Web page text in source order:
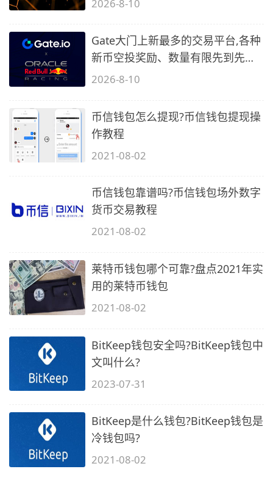
2026-8-10
Gate大门上新最多的交易平台,各种
新币空投奖励、数量有限先到先
得…
2026-8-10
币信钱包怎么提现?币信钱包提现操
作教程
2021-08-02
币信钱包靠谱吗?币信钱包场外数字
货币交易教程
2021-08-02
莱特币钱包哪个可靠?盘点2021年实
用的莱特币钱包
2021-08-02
BitKeep钱包安全吗?BitKeep钱包中
文叫什么?
2023-07-31
BitKeep是什么钱包?BitKeep钱包是
冷钱包吗?
2021-08-02